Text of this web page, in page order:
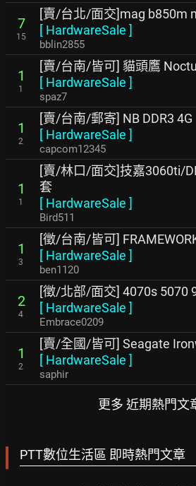
7
15
[賣/台北/面交]mag b850m
[ HardwareSale ]
bblin2855
1
1
[賣/台南/皆可] 貓頭鷹
[ HardwareSale ]
spaz7
1
2
[賣/台南/郵寄] NB DDR3 4G
[ HardwareSale ]
capcom12345
1
1
[賣/林口/面交]技嘉3060ti/
套
[ HardwareSale ]
Bird511
1
3
[徵/台南/皆可]
[ HardwareSale ]
ben1120
2
4
[徵/北部/面交] 4070s 5070
[ HardwareSale ]
Embrace0209
1
2
[賣/全國/皆可] Seagate
[ HardwareSale ]
saphir
更多 近期熱門文
PTT數位生活區 即時熱門文章